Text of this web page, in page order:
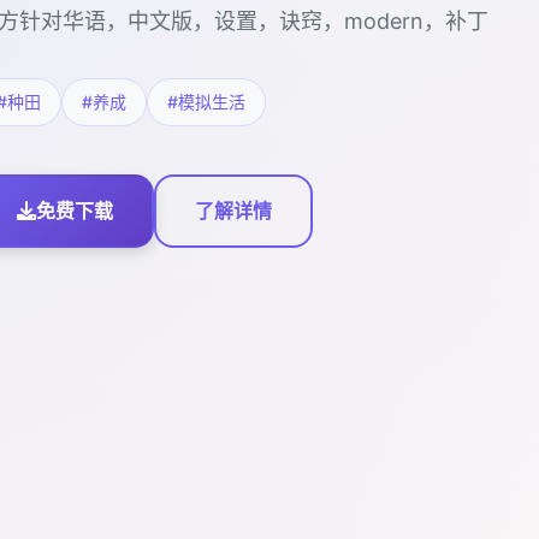
针对华语，中文版，设置，诀窍，modern，补丁
种田 #养成 #模拟生活
免费下载 了解详情